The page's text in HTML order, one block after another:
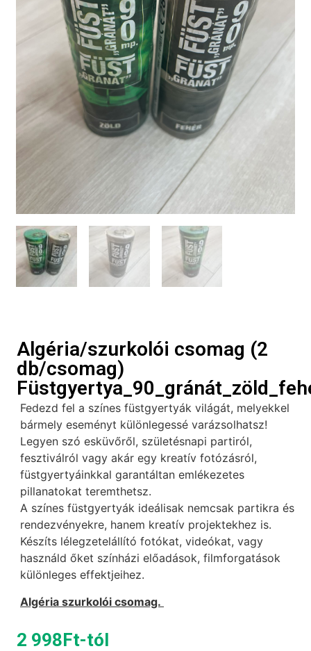
Algéria/szurkolói csomag (2
db/csomag)
Fedezd fel a színes füstgyertyák világát, melyekkel
bármely eseményt különlegessé varázsolhatsz!
Legyen szó esküvőről, születésnapi partiról,
fesztiválról vagy akár egy kreatív fotózásról,
füstgyertyáinkkal garantáltan emlékezetes
pillanatokat teremthetsz.
A színes füstgyertyák ideálisak nemcsak partikra és
rendezvényekre, hanem kreatív projektekhez is.
Készíts lélegzetelállító fotókat, videókat, vagy
használd őket színházi előadások, filmforgatások
különleges effektjeihez.
Algéria szurkolói csomag.
2 998Ft-tól